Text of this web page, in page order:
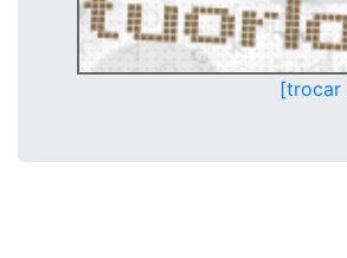
[trocar